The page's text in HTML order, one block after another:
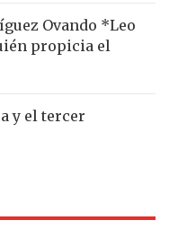
Ovando *Leo
propicia el
y el tercer